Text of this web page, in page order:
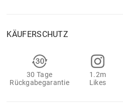
KÄUFERSCHUTZ
30 Tage
Rückgabegarantie
1.2m
Likes